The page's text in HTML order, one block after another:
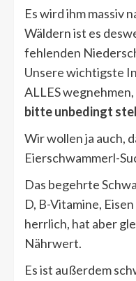
Es wird ihm massiv
Wäldern ist es
fehlenden
Unsere wichtigste
ALLES wegnehmen,
bitte unbedingt
Wir wollen ja auch,
Eierschwammerl-
Das begehrte
D, B-Vitamine,
herrlich, hat aber
Nährwert.
Es ist außerdem